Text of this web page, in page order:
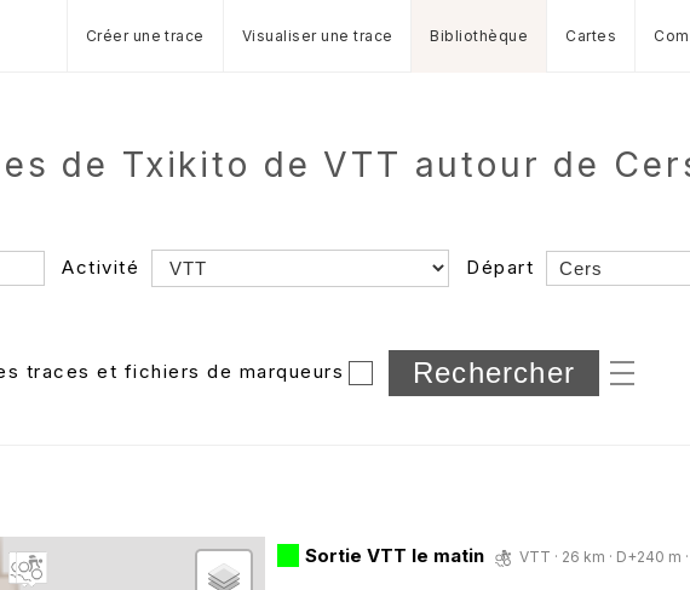
Créer une trace Visualiser une trace Bibliothèque Cartes
de Txikito de VTT autour de
Activité Départ
Dossier
et sous-dossiers
traces et fichiers de marqueurs
Sortie VTT le matin VTT · 26 km · D+240 m